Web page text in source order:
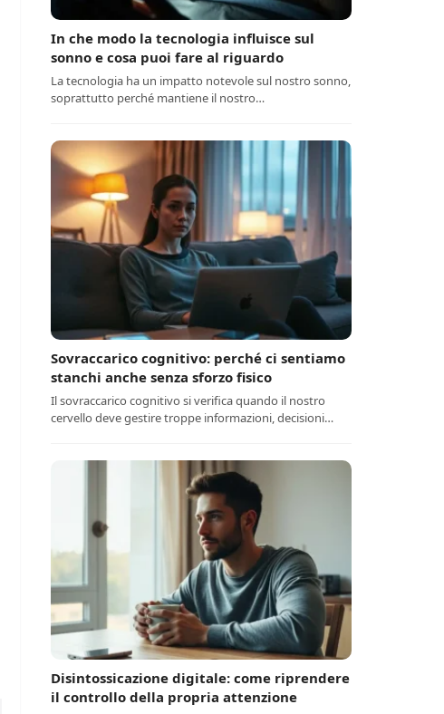
In che modo la tecnologia influisce sul
sonno e cosa puoi fare al riguardo
La tecnologia ha un impatto notevole sul nostro sonno,
soprattutto perché mantiene il nostro…
Sovraccarico cognitivo: perché ci sentiamo
stanchi anche senza sforzo fisico
Il sovraccarico cognitivo si verifica quando il nostro
cervello deve gestire troppe informazioni, decisioni…
Disintossicazione digitale: come riprendere
il controllo della propria attenzione